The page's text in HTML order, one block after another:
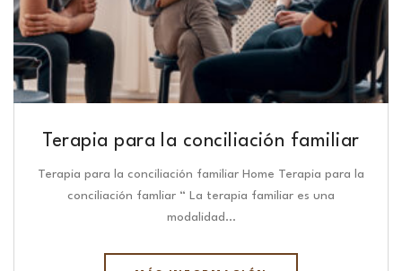
Terapia para la conciliación familiar
Terapia para la conciliación familiar Home Terapia para la
conciliación famliar “ La terapia familiar es una
modalidad…